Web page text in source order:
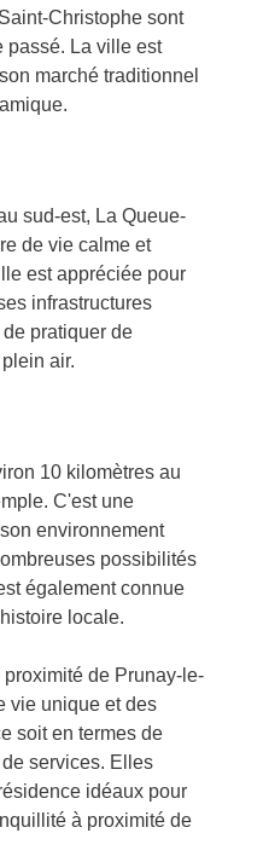
Christophe sont
passé. La ville est
marché traditionnel
sud-est, La Queue-
de vie calme et
est appréciée pour
infrastructures
pratiquer de
air.
10 kilomètres au
C'est une
environnement
possibilités
également connue
locale.
de Prunay-le-
vie unique et des
soit en termes de
services. Elles
idéaux pour
à proximité de